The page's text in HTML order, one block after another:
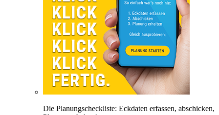
Die Planungscheckliste: Eckdaten erfassen, abschicken,